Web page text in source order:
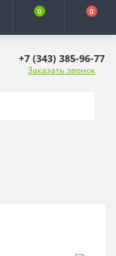
0 0
+7 (343) 385-96-77
Заказать звонок